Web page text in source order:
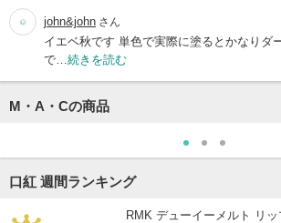
john&john さん
イエベ秋です 単色で実際に塗るとかなりダ
で… 続きを読む
M・A・Cの商品
口紅 週間ランキング
RMK デューイーメルト リ